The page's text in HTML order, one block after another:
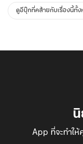
ดูอีบุ๊กที่คล้ายกับเรื่องนี้ทั้ง
นิ
App ที่จะทำใ